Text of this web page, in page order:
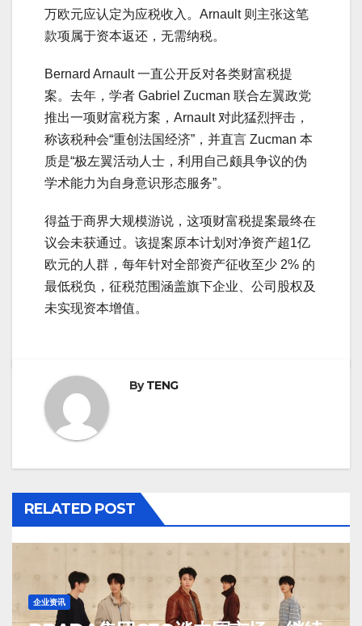
万欧元应认定为应税收入。Arnault 则主张这笔
款项属于资本返还，无需纳税。
Bernard Arnault 一直公开反对各类财富税提
案。去年，学者 Gabriel Zucman 联合左翼政党
推出一项财富税方案，Arnault 对此猛烈抨击，
称该税种会“重创法国经济”，并直言 Zucman 本
质是“极左翼活动人士，利用自己颇具争议的伪
学术能力为自身意识形态服务”。
得益于商界大规模游说，这项财富税提案最终在
议会未获通过。该提案原本计划对净资产超1亿
欧元的人群，每年针对全部资产征收至少 2% 的
最低税负，征税范围涵盖旗下企业、公司股权及
未实现资本增值。
ByTENG
RELATED POST
企业资讯